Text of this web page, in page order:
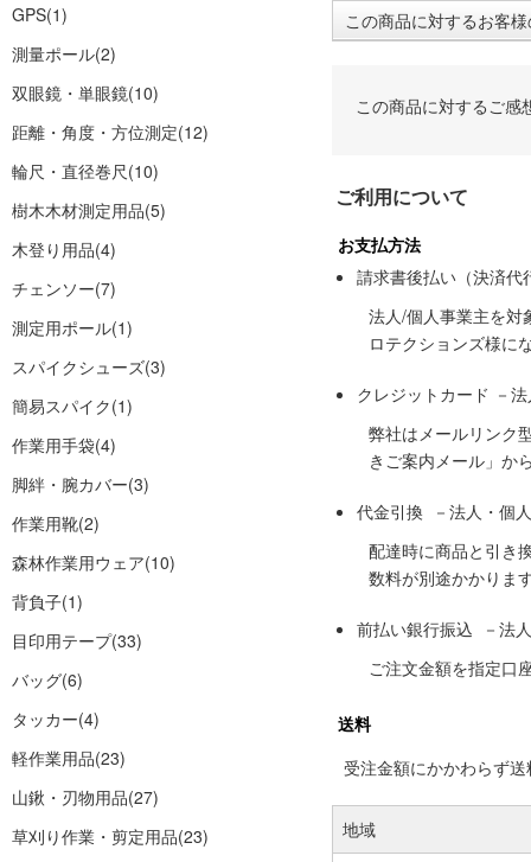
GPS(1)
測量ポール(2)
双眼鏡・単眼鏡(10)
距離・角度・方位測定(12)
輪尺・直径巻尺(10)
樹木木材測定用品(5)
木登り用品(4)
チェンソー(7)
測定用ポール(1)
スパイクシューズ(3)
簡易スパイク(1)
作業用手袋(4)
脚絆・腕カバー(3)
作業用靴(2)
森林作業用ウェア(10)
背負子(1)
目印用テープ(33)
バッグ(6)
タッカー(4)
軽作業用品(23)
山鍬・刃物用品(27)
草刈り作業・剪定用品(23)
この商品に対するお客
この商品に対するご感
ご利用について
お支払方法
請求書後払い（決済代
法人/個人事業主を対
ロテクションズ様に
クレジットカード －
弊社はメールリンク
きご案内メール」か
代金引換 －法人・個
配達時に商品と引き
数料が別途かかりま
前払い銀行振込 －法
ご注文金額を指定口
送料
受注金額にかかわらず
地域